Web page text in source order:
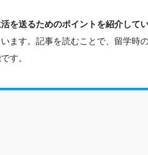
を送るためのポイントを紹介して
ます。記事を読むことで、留学時
す。